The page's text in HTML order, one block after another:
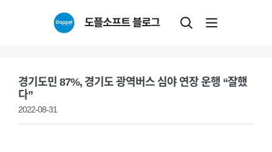
도플소프트 블로그
경기도민 87%, 경기도 광역버스 심야 연장 운행 “잘했
다”
2022-08-31